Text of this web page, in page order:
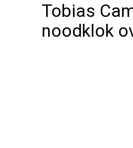
Tobias
noodklok